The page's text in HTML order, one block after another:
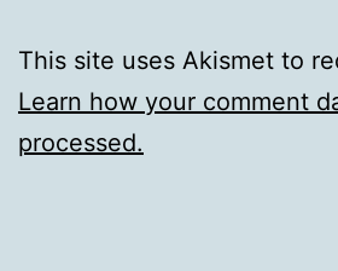
This site uses Akismet to
Learn how your comment
processed.